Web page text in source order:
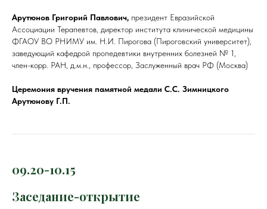
Арутюнов Григорий Павлович, президент Евразийской
Ассоциации Терапевтов, директор института клинической медицины
ФГАОУ ВО РНИМУ им. Н.И. Пирогова (Пироговский университет),
заведующий кафедрой пропедевтики внутренних болезней № 1,
член-корр. РАН, д.м.н., профессор, Заслуженный врач РФ (Москва)
Церемония вручения памятной медали С.С. Зимницкого
Арутюнову Г.П.
09.20-10.15
Заседание-открытие